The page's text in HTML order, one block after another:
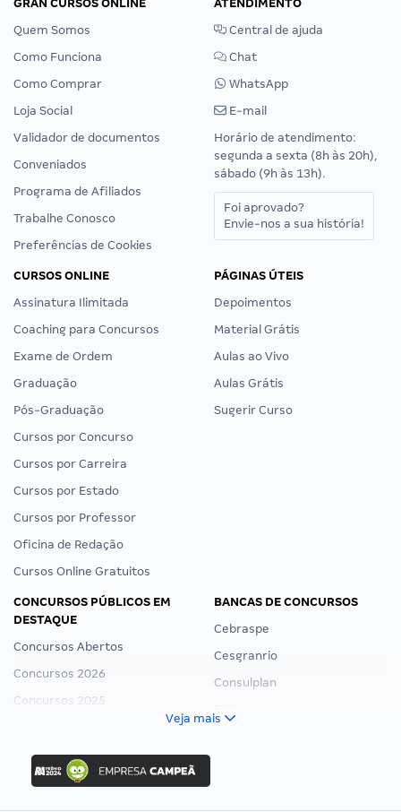
GRAN CURSOS ONLINE
Quem Somos
Como Funciona
Como Comprar
Loja Social
Validador de documentos
Conveniados
Programa de Afiliados
Trabalhe Conosco
Preferências de Cookies
ATENDIMENTO
Central de ajuda
Chat
WhatsApp
E-mail
Horário de atendimento:
segunda a sexta (8h às 20h),
sábado (9h às 13h).
Foi aprovado?
Envie-nos a sua história!
CURSOS ONLINE
Assinatura Ilimitada
Coaching para Concursos
Exame de Ordem
Graduação
Pós-Graduação
Cursos por Concurso
Cursos por Carreira
Cursos por Estado
Cursos por Professor
Oficina de Redação
Cursos Online Gratuitos
PÁGINAS ÚTEIS
Depoimentos
Material Grátis
Aulas ao Vivo
Aulas Grátis
Sugerir Curso
CONCURSOS PÚBLICOS EM
DESTAQUE
Concursos Abertos
Concursos 2026
Concursos 2025
Concurso Ibama
Concurso MPU
Editais publicados
BANCAS DE CONCURSOS
Cebraspe
Cesgranrio
Consulplan
Veja mais